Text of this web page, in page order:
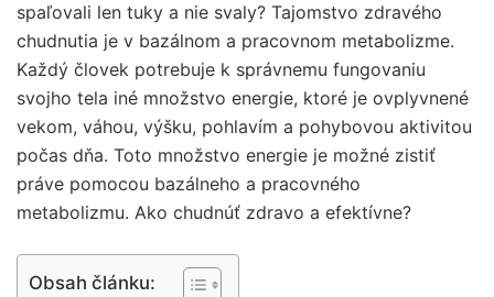
spaľovali len tuky a nie svaly? Tajomstvo zdravého
chudnutia je v bazálnom a pracovnom metabolizme.
Každý človek potrebuje k správnemu fungovaniu
svojho tela iné množstvo energie, ktoré je ovplyvnené
vekom, váhou, výšku, pohlavím a pohybovou aktivitou
počas dňa. Toto množstvo energie je možné zistiť
práve pomocou bazálneho a pracovného
metabolizmu. Ako chudnúť zdravo a efektívne?
Obsah článku: